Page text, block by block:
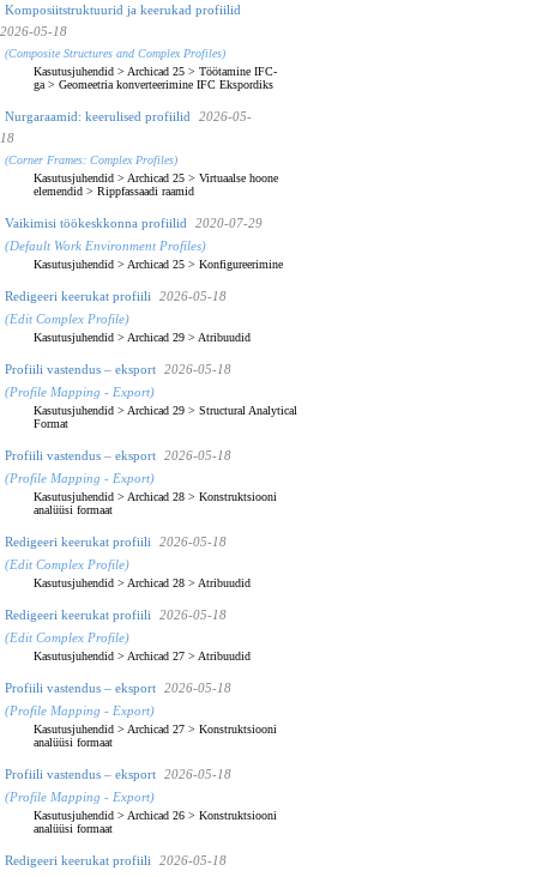
Komposiitstruktuurid ja keerukad profiilid
2026-05-18
(Composite Structures and Complex Profiles)
Kasutusjuhendid > Archicad 25 > Töötamine IFC-
ga > Geomeetria konverteerimine IFC Ekspordiks
Nurgaraamid: keerulised profiilid
2026-05-
18
(Corner Frames: Complex Profiles)
Kasutusjuhendid > Archicad 25 > Virtuaalse hoone
elemendid > Rippfassaadi raamid
Vaikimisi töökeskkonna profiilid
2020-07-29
(Default Work Environment Profiles)
Kasutusjuhendid > Archicad 25 > Konfigureerimine
Redigeeri keerukat profiili
2026-05-18
(Edit Complex Profile)
Kasutusjuhendid > Archicad 29 > Atribuudid
Profiili vastendus – eksport
2026-05-18
(Profile Mapping - Export)
Kasutusjuhendid > Archicad 29 > Structural Analytical
Format
Profiili vastendus – eksport
2026-05-18
(Profile Mapping - Export)
Kasutusjuhendid > Archicad 28 > Konstruktsiooni
analüüsi formaat
Redigeeri keerukat profiili
2026-05-18
(Edit Complex Profile)
Kasutusjuhendid > Archicad 28 > Atribuudid
Redigeeri keerukat profiili
2026-05-18
(Edit Complex Profile)
Kasutusjuhendid > Archicad 27 > Atribuudid
Profiili vastendus – eksport
2026-05-18
(Profile Mapping - Export)
Kasutusjuhendid > Archicad 27 > Konstruktsiooni
analüüsi formaat
Profiili vastendus – eksport
2026-05-18
(Profile Mapping - Export)
Kasutusjuhendid > Archicad 26 > Konstruktsiooni
analüüsi formaat
Redigeeri keerukat profiili
2026-05-18